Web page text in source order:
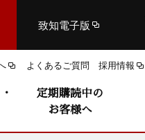
致知電子版
よくあるご質問 採用情報
定期購読中の
お客様へ